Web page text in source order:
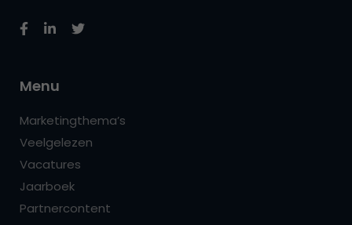
Menu
Marketingthema’s
Veelgelezen
Vacatures
Jaarboek
Partnercontent